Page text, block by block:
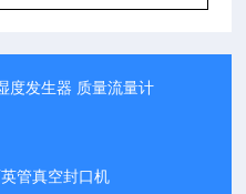
度发生器 质量流量计
管真空封口机